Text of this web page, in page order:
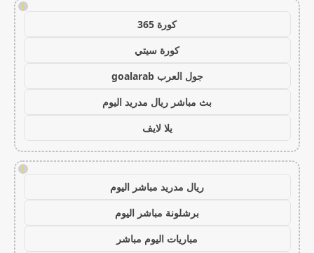
!
كورة 365
كورة سيتي
جول العرب goalarab
بث مباشر ريال مدريد اليوم
يلا لايف
!
ريال مدريد مباشر اليوم
برشلونة مباشر اليوم
مباريات اليوم مباشر